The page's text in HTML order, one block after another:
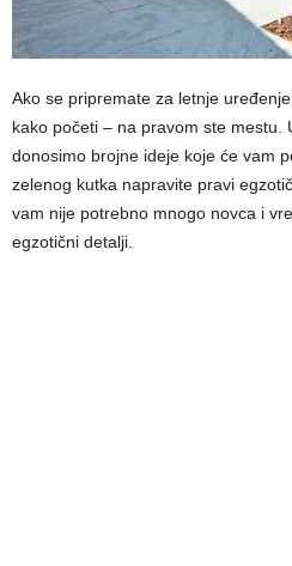
Ako se pripremate za letnje
kako početi – na pravom ste mestu.
donosimo brojne ideje koje će vam
zelenog kutka napravite pravi
vam nije potrebno mnogo novca i
egzotični detalji.